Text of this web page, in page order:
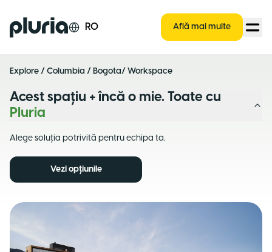
Logo Pluria RO Află mai multe
Explore / Columbia / Bogota/ Workspace
Acest spațiu + încă o mie. Toate cu
Pluria
Alege soluția potrivită pentru echipa ta.
Vezi opțiunile